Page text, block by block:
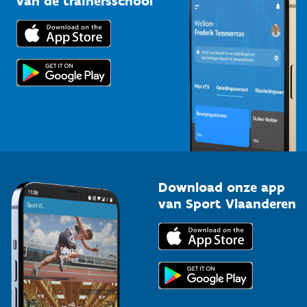
Trainers en begeleiders
Topsporters
Downloads
Voor de pers
Download onze app
van Sport Vlaanderen